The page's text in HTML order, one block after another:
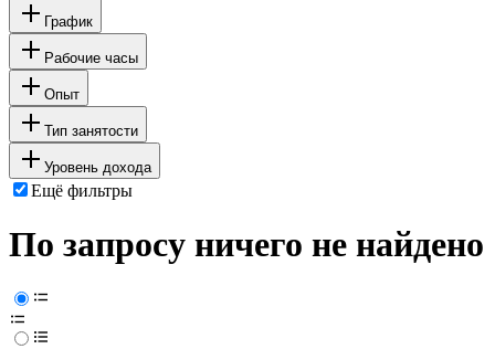
График
Рабочие часы
Опыт
Тип занятости
Уровень дохода
Ещё фильтры
По запросу ничего не найдено